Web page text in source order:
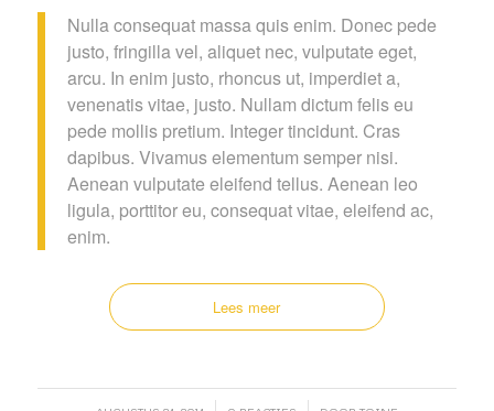
Nulla consequat massa quis enim. Donec pede
justo, fringilla vel, aliquet nec, vulputate eget,
arcu. In enim justo, rhoncus ut, imperdiet a,
venenatis vitae, justo. Nullam dictum felis eu
pede mollis pretium. Integer tincidunt. Cras
dapibus. Vivamus elementum semper nisi.
Aenean vulputate eleifend tellus. Aenean leo
ligula, porttitor eu, consequat vitae, eleifend ac,
enim.
Lees meer